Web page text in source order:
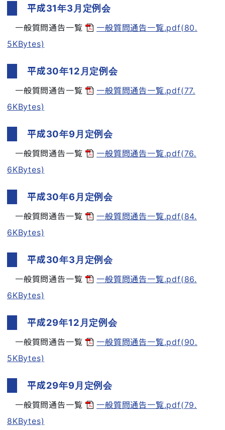
平成31年3月定例会
一般質問通告一覧
一般質問通告一覧.pdf(80.
5KBytes)
平成30年12月定例会
一般質問通告一覧
一般質問通告一覧.pdf(77.
6KBytes)
平成30年9月定例会
一般質問通告一覧
一般質問通告一覧.pdf(76.
6KBytes)
平成30年6月定例会
一般質問通告一覧
一般質問通告一覧.pdf(84.
6KBytes)
平成30年3月定例会
一般質問通告一覧
一般質問通告一覧.pdf(86.
6KBytes)
平成29年12月定例会
一般質問通告一覧
一般質問通告一覧.pdf(90.
5KBytes)
平成29年9月定例会
一般質問通告一覧
一般質問通告一覧.pdf(79.
8KBytes)